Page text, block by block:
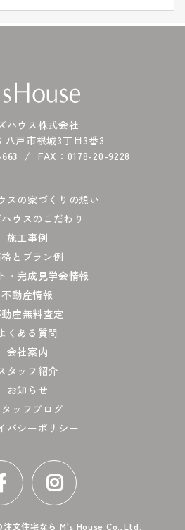
ハウス株式会社
八戸市根城3丁目3番3
FAX：0178-20-9228
スの家づくりの想い
ウスのこだわり
施工事例
とプラン例
・完成見学会情報
不動産情報
産無料査定
くある質問
会社案内
タッフ紹介
お知らせ
タッフブログ
バシーポリシー
注文住宅なら M's House Co.,Ltd.